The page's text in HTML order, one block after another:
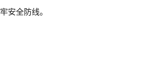
安全防线。